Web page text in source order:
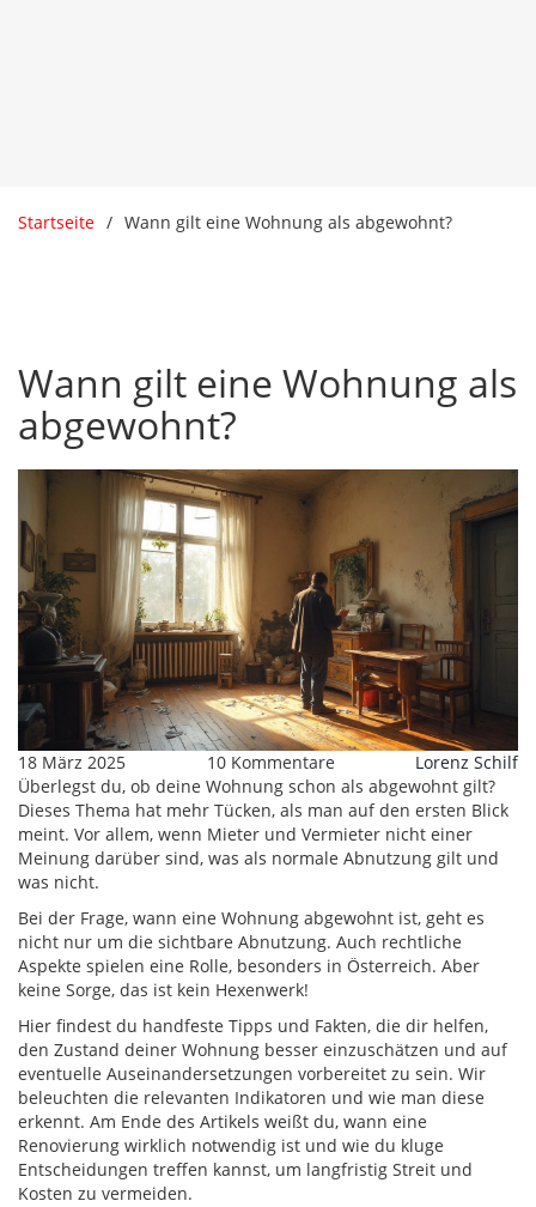
Startseite Wann gilt eine Wohnung als abgewohnt?
Wann gilt eine Wohnung als
abgewohnt?
18 März 2025 10 Kommentare
Lorenz Schilf
Überlegst du, ob deine Wohnung schon als abgewohnt gilt?
Dieses Thema hat mehr Tücken, als man auf den ersten Blick
meint. Vor allem, wenn Mieter und Vermieter nicht einer
Meinung darüber sind, was als normale Abnutzung gilt und
was nicht.
Bei der Frage, wann eine Wohnung abgewohnt ist, geht es
nicht nur um die sichtbare Abnutzung. Auch rechtliche
Aspekte spielen eine Rolle, besonders in Österreich. Aber
keine Sorge, das ist kein Hexenwerk!
Hier findest du handfeste Tipps und Fakten, die dir helfen,
den Zustand deiner Wohnung besser einzuschätzen und auf
eventuelle Auseinandersetzungen vorbereitet zu sein. Wir
beleuchten die relevanten Indikatoren und wie man diese
erkennt. Am Ende des Artikels weißt du, wann eine
Renovierung wirklich notwendig ist und wie du kluge
Entscheidungen treffen kannst, um langfristig Streit und
Kosten zu vermeiden.